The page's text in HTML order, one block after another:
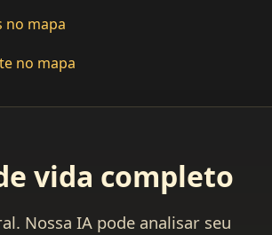
no mapa
no mapa
vida completo
Nossa IA pode analisar seu